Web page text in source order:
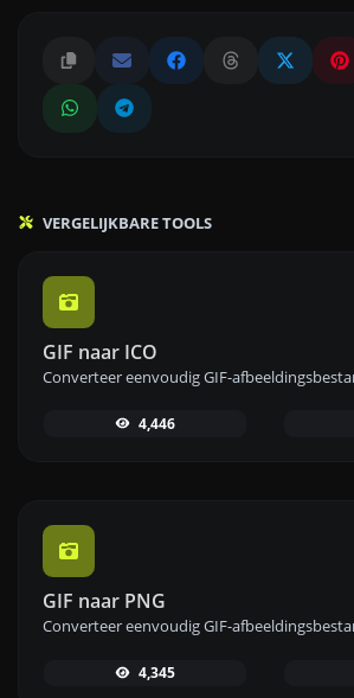
VERGELIJKBARE TOOLS
GIF naar ICO
4,446
GIF naar PNG
4,345